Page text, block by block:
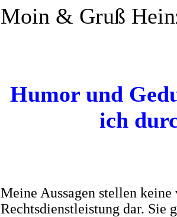
Moin & Gruß
Humor und
ich
Meine Aussagen stellen
Rechtsdienstleistung dar. Sie